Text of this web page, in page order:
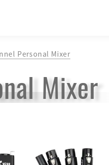
Personal Mixer
Mixer